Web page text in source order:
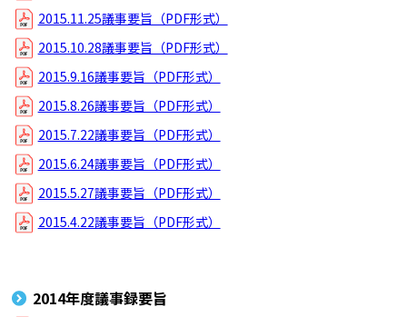
2015.11.25議事要旨（PDF形式）
2015.10.28議事要旨（PDF形式）
2015.9.16議事要旨（PDF形式）
2015.8.26議事要旨（PDF形式）
2015.7.22議事要旨（PDF形式）
2015.6.24議事要旨（PDF形式）
2015.5.27議事要旨（PDF形式）
2015.4.22議事要旨（PDF形式）
2014年度議事録要旨